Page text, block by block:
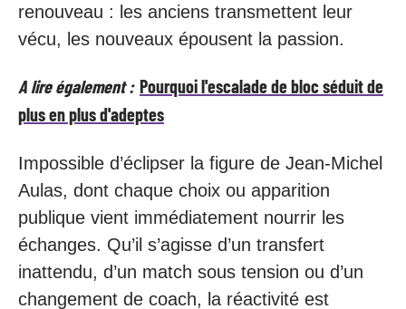
renouveau : les anciens transmettent leur
vécu, les nouveaux épousent la passion.
A lire également : Pourquoi l'escalade de bloc séduit de
plus en plus d'adeptes
Impossible d’éclipser la figure de Jean-Michel
Aulas, dont chaque choix ou apparition
publique vient immédiatement nourrir les
échanges. Qu’il s’agisse d’un transfert
inattendu, d’un match sous tension ou d’un
changement de coach, la réactivité est